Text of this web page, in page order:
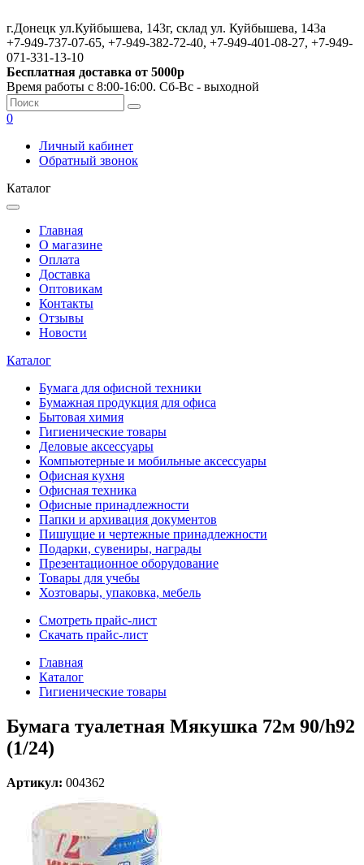
г.Донецк ул.Куйбышева, 143г, склад ул. Куйбышева, 143а
+7-949-737-07-65, +7-949-382-72-40, +7-949-401-08-27, +7-949-
071-331-13-10
Бесплатная доставка от 5000р
Время работы с 8:00-16:00. Сб-Вс - выходной
0
Личный кабинет
Обратный звонок
Каталог
Главная
О магазине
Оплата
Доставка
Оптовикам
Контакты
Отзывы
Новости
Каталог
Бумага для офисной техники
Бумажная продукция для офиса
Бытовая химия
Гигиенические товары
Деловые аксессуары
Компьютерные и мобильные аксессуары
Офисная кухня
Офисная техника
Офисные принадлежности
Папки и архивация документов
Пишущие и чертежные принадлежности
Подарки, сувениры, награды
Презентационное оборудование
Товары для учебы
Хозтовары, упаковка, мебель
Смотреть прайс-лист
Скачать прайс-лист
Главная
Каталог
Гигиенические товары
Бумага туалетная Мякушка 72м 90/h92
(1/24)
Артикул: 004362